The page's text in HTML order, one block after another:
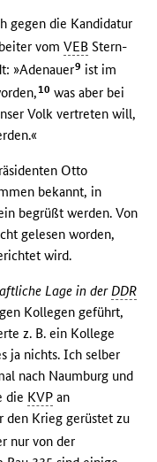
gegen die Kandidatur
vomVEB Stern-
»Adenauer9 ist im
10 was aber bei
Volk vertreten will,
Otto
bekannt, in
begrüßt werden. Von
gelesen worden,
wird.
Lage in der DDR
Kollegen geführt,
z. B. ein Kollege
ja nichts. Ich selber
nach Naumburg und
die KVP an
den Krieg gerüstet zu
nur von der